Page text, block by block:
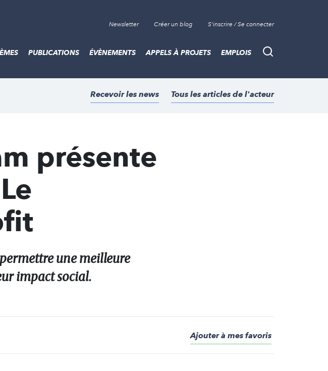
Newsletter Créer un blog S'inscrire / Se connecter
Recherche
PUBLICATIONS ÉVÈNEMENTS APPELS À PROJETS EMPLOIS
Recevoir les news Tous les articles de l'acteur
présente
une meilleure
impact social.
Ajouter à mes favoris